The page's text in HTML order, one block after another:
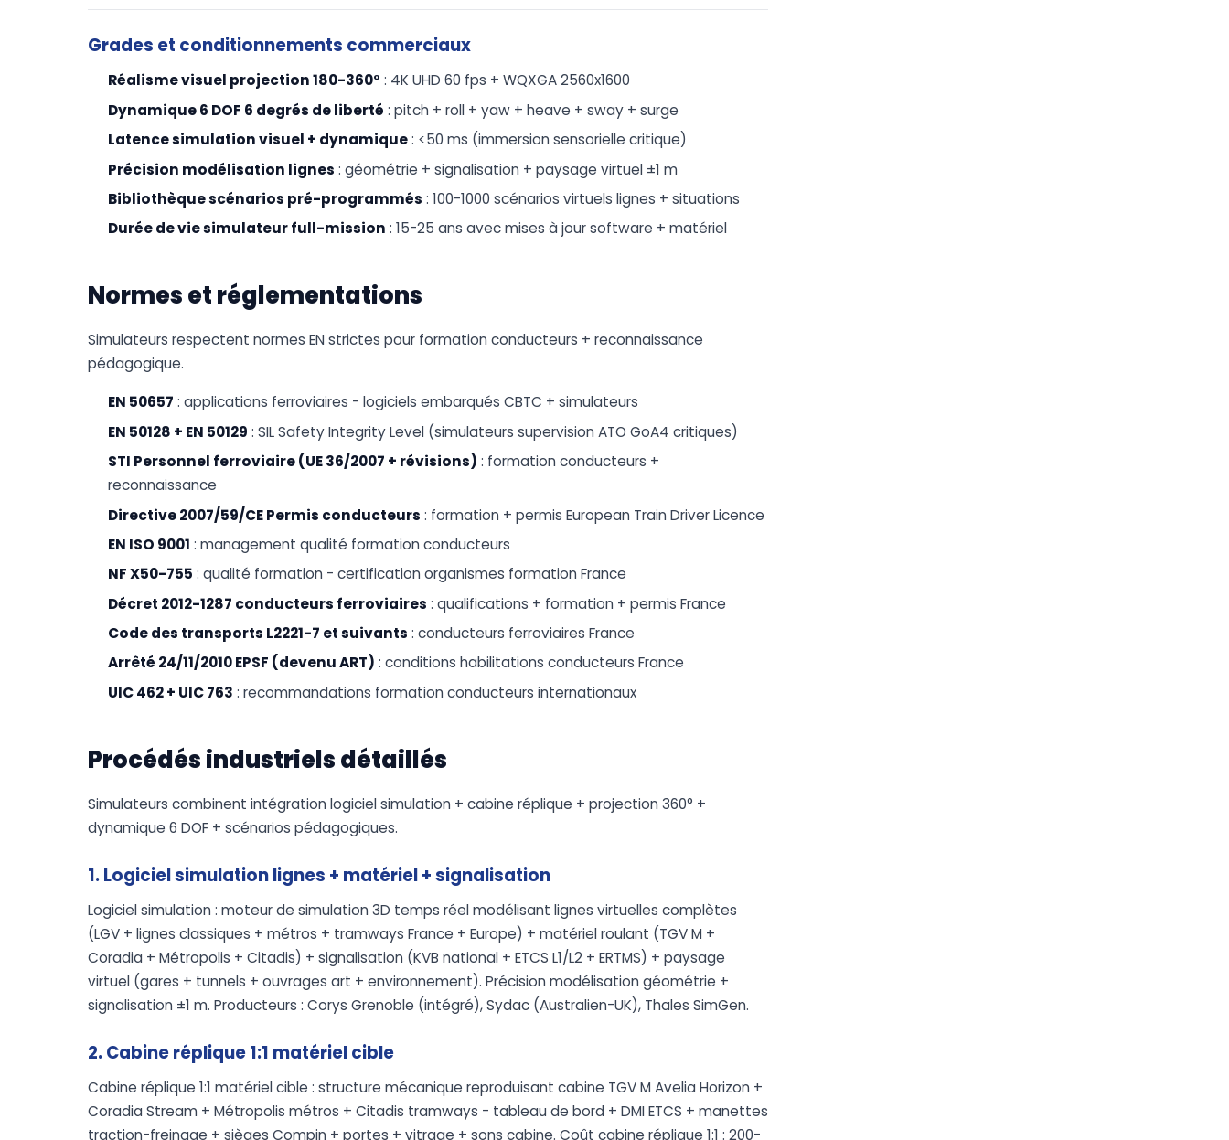
Grades et conditionnements commerciaux
Réalisme visuel projection 180-360° : 4K UHD 60 fps + WQXGA 2560x1600
Dynamique 6 DOF 6 degrés de liberté : pitch + roll + yaw + heave + sway + surge
Latence simulation visuel + dynamique: <50 ms (immersion sensorielle critique)
Précision modélisation lignes : géométrie + signalisation + paysage virtuel ±1 m
Bibliothèque scénarios pré-programmés : 100-1000 scénarios virtuels lignes + situations
Durée de vie simulateur full-mission : 15-25 ans avec mises à jour software + matériel
Normes et réglementations
Simulateurs respectent normes EN strictes pour formation conducteurs + reconnaissance
pédagogique.
EN 50657 : applications ferroviaires - logiciels embarqués CBTC + simulateurs
EN 50128 + EN 50129 : SIL Safety Integrity Level (simulateurs supervision ATO GoA4 critiques)
STI Personnel ferroviaire (UE 36/2007 + révisions) : formation conducteurs +
reconnaissance
Directive 2007/59/CE Permis conducteurs : formation + permis European Train Driver Licence
EN ISO 9001 : management qualité formation conducteurs
NF X50-755 : qualité formation - certification organismes formation France
Décret 2012-1287 conducteurs ferroviaires : qualifications + formation + permis France
Code des transports L2221-7 et suivants : conducteurs ferroviaires France
Arrêté 24/11/2010 EPSF (devenu ART) : conditions habilitations conducteurs France
UIC 462 + UIC 763 : recommandations formation conducteurs internationaux
Procédés industriels détaillés
Simulateurs combinent intégration logiciel simulation + cabine réplique + projection 360° +
dynamique 6 DOF + scénarios pédagogiques.
1. Logiciel simulation lignes + matériel + signalisation
Logiciel simulation : moteur de simulation 3D temps réel modélisant lignes virtuelles complètes
(LGV + lignes classiques + métros + tramways France + Europe) + matériel roulant (TGV M +
Coradia + Métropolis + Citadis) + signalisation (KVB national + ETCS L1/L2 + ERTMS) + paysage
virtuel (gares + tunnels + ouvrages art + environnement). Précision modélisation géométrie +
signalisation ±1 m. Producteurs : Corys Grenoble (intégré), Sydac (Australien-UK), Thales SimGen.
2. Cabine réplique 1:1 matériel cible
Cabine réplique 1:1 matériel cible : structure mécanique reproduisant cabine TGV M Avelia Horizon +
Coradia Stream + Métropolis métros + Citadis tramways - tableau de bord + DMI ETCS + manettes
traction-freinage + sièges Compin + portes + vitrage + sons cabine. Coût cabine réplique 1:1 : 200-